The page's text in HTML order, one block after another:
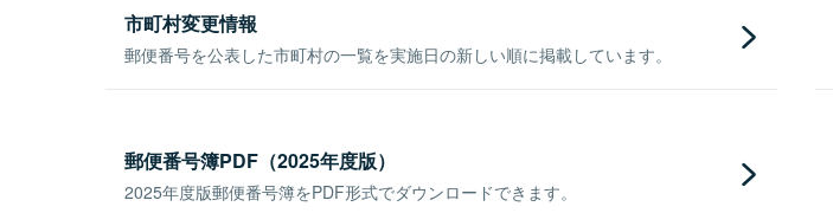
市町村変更情報
郵便番号を公表した市町村の一覧を実施日の新しい順に掲載しています。
郵便番号簿PDF（2025年度版）
2025年度版郵便番号簿をPDF形式でダウンロードできます。